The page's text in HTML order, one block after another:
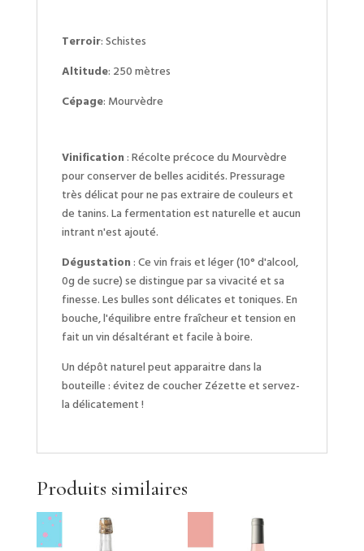
Terroir: Schistes
Altitude: 250 mètres
Cépage: Mourvèdre
Vinification : Récolte précoce du Mourvèdre
pour conserver de belles acidités. Pressurage
très délicat pour ne pas extraire de couleurs et
de tanins. La fermentation est naturelle et aucun
intrant n'est ajouté.
Dégustation : Ce vin frais et léger (10° d'alcool,
0g de sucre) se distingue par sa vivacité et sa
finesse. Les bulles sont délicates et toniques. En
bouche, l'équilibre entre fraîcheur et tension en
fait un vin désaltérant et facile à boire.
Un dépôt naturel peut apparaitre dans la
bouteille : évitez de coucher Zézette et servez-
la délicatement !
Produits similaires